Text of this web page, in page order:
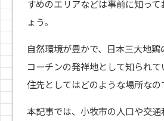
すめのエリアなどは事前に知っ
ょう。
自然環境が豊かで、日本三大地
コーチンの発祥地として知られ
住先としてはどのような場所なの
本記事では、小牧市の人口や交